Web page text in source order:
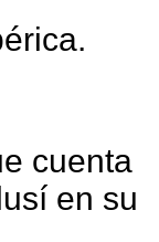
cuenta
en su